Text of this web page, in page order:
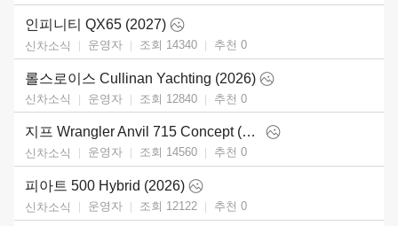
인피니티 QX65 (2027)
신차소식 운영자 조회 14340 추천 0
롤스로이스 Cullinan Yachting (2026)
신차소식 운영자 조회 12840 추천 0
지프 Wrangler Anvil 715 Concept (2026)
신차소식 운영자 조회 14560 추천 0
피아트 500 Hybrid (2026)
신차소식 운영자 조회 12122 추천 0